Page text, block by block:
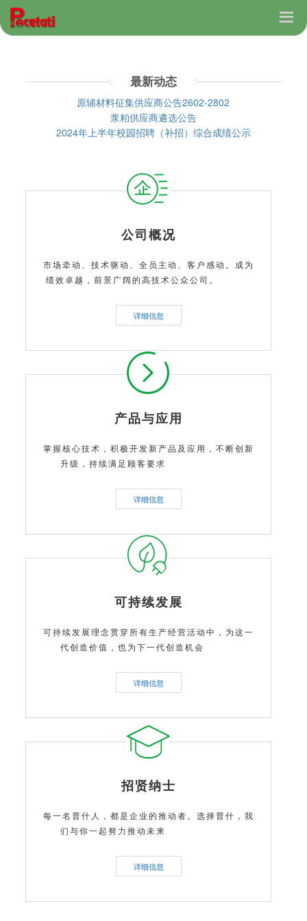
最新动态
原辅材料征集供应商公告2602-2802
浆粕供应商遴选公告
2024年上半年校园招聘（补招）综合成绩公示
公司概况
市场牵动、技术驱动、全员主动、客户感动。成为
绩效卓越，前景广阔的高技术公众公司。
详细信息
产品与应用
掌握核心技术，积极开发新产品及应用，不断创新
升级，持续满足顾客要求
详细信息
可持续发展
可持续发展理念贯穿所有生产经营活动中，为这一
代创造价值，也为下一代创造机会
详细信息
招贤纳士
每一名普什人，都是企业的推动者。选择普什，我
们与你一起努力推动未来
详细信息